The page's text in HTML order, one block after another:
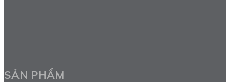
SẢN PHẨM